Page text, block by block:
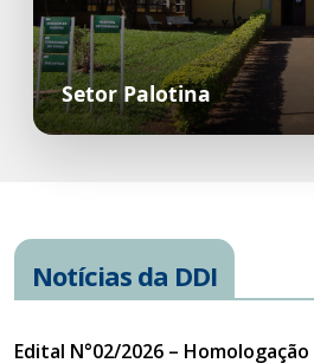
Setor Palotina
Notícias da DDI
Edital N°02/2026 –